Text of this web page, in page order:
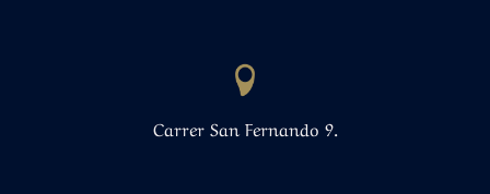
Carrer San Fernando 9.